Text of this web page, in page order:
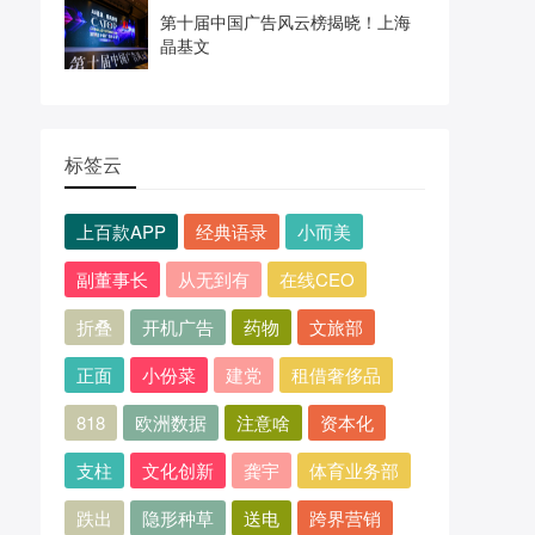
第十届中国广告风云榜揭晓！上海
晶基文
标签云
上百款APP 经典语录
小而美
副董事长
从无到有
在线CEO
折叠
开机广告 药物
文旅部
正面
小份菜 建党
租借奢侈品
818
欧洲数据 注意啥
资本化
支柱
文化创新 龚宇
体育业务部
跌出
隐形种草 送电 跨界营销